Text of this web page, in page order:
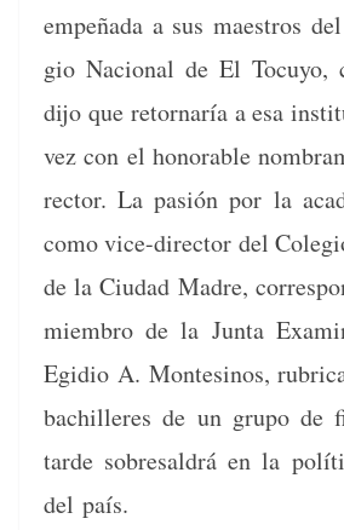
empeña­da a sus mae­stros
gio Nacional de El Tocuyo,
dijo que retornaría a esa
vez con el hon­or­able
rec­tor. La pasión por la
como vice-direc­tor del
de la Ciu­dad Madre,
miem­bro de la Jun­ta
Egidio A. Mon­tesinos,
bachilleres de un grupo de
tarde sobre­sal­drá en la
del país.